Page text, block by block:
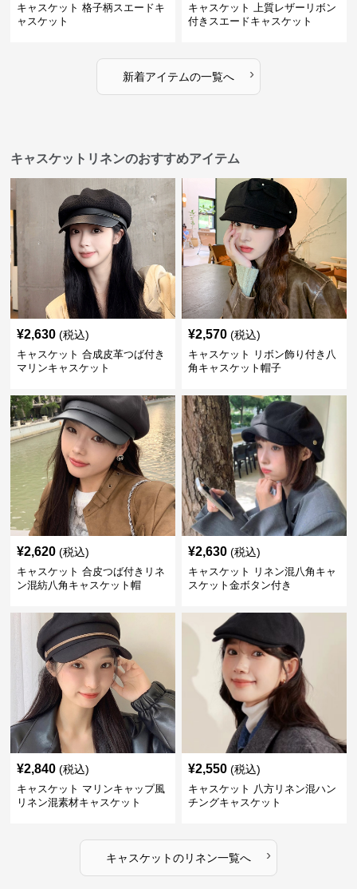
キャスケット 格子柄スエードキ
ャスケット
キャスケット 上質レザーリボン
付きスエードキャスケット
新着アイテムの一覧へ ›
キャスケットリネンのおすすめアイテム
¥2,630 (税込)
キャスケット 合成皮革つば付き
マリンキャスケット
¥2,570 (税込)
キャスケット リボン飾り付き八
角キャスケット帽子
¥2,620 (税込)
キャスケット 合皮つば付きリネ
ン混紡八角キャスケット帽
¥2,630 (税込)
キャスケット リネン混八角キャ
スケット金ボタン付き
¥2,840 (税込)
キャスケット マリンキャップ風
リネン混素材キャスケット
¥2,550 (税込)
キャスケット 八方リネン混ハン
チングキャスケット
キャスケットのリネン一覧へ ›